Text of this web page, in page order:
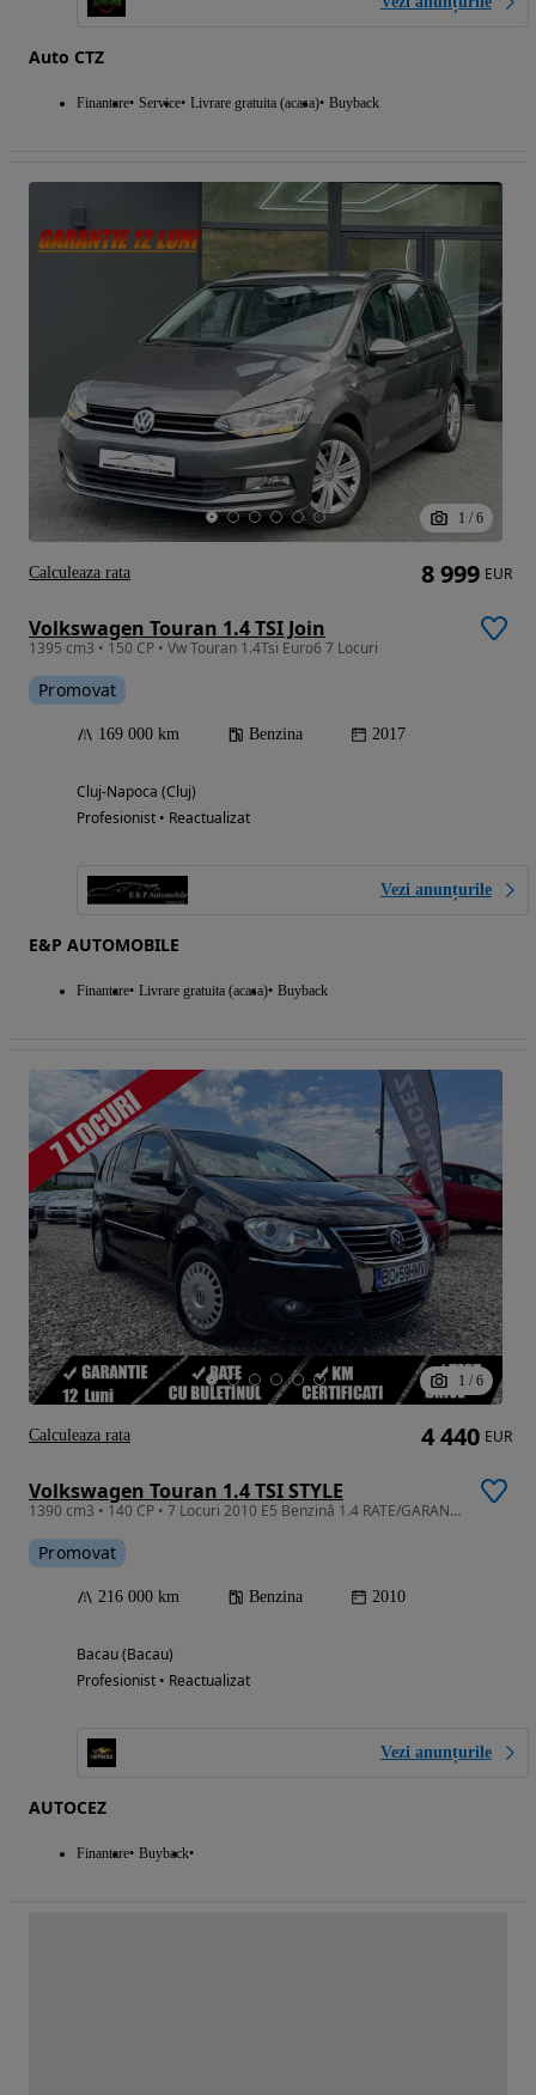
Auto CTZ
Finantare Service Livrare gratuita (acasa) Buyback
1 / 6
Volkswagen Touran 1.4 TSI Join
1395 cm3 • 150 CP • Vw Touran 1.4Tsi Euro6 7 Locuri
Promovat
169 000 km Benzina 2017
Cluj-Napoca (Cluj)
Profesionist • Reactualizat
Vezi anunțurile
E&P AUTOMOBILE
Finantare Livrare gratuita (acasa) Buyback
8 999 EUR
Calculeaza rata
1 / 6
Volkswagen Touran 1.4 TSI STYLE
1390 cm3 • 140 CP • 7 Locuri 2010 E5 Benzină 1.4 RATE/GARANTIE
Promovat
216 000 km Benzina 2010
Bacau (Bacau)
Profesionist • Reactualizat
Vezi anunțurile
AUTOCEZ
Finantare Buyback
4 440 EUR
Calculeaza rata